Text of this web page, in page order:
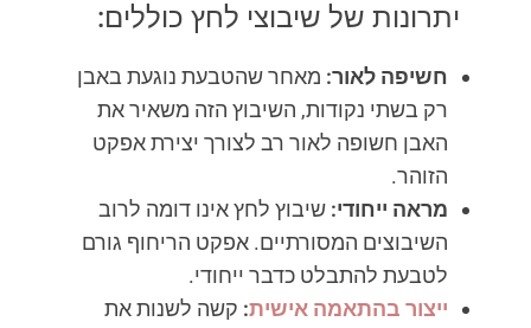
יתרונות של שיבוצי לחץ כוללים:
חשיפה לאור: מאחר שהטבעת נוגעת באבן
רק בשתי נקודות, השיבוץ הזה משאיר את
האבן חשופה לאור רב לצורך יצירת אפקט
הזוהר.
מראה ייחודי: שיבוץ לחץ אינו דומה לרוב
השיבוצים המסורתיים. אפקט הריחוף גורם
לטבעת להתבלט כדבר ייחודי.
ייצור בהתאמה אישית: קשה לשנות את